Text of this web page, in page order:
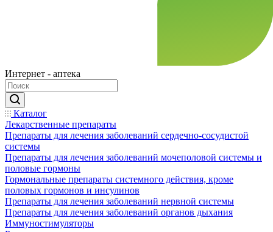
Интернет - аптека
Каталог
Лекарственные препараты
Препараты для лечения заболеваний сердечно-сосудистой
системы
Препараты для лечения заболеваний мочеполовой системы и
половые гормоны
Гормональные препараты системного действия, кроме
половых гормонов и инсулинов
Препараты для лечения заболеваний нервной системы
Препараты для лечения заболеваний органов дыхания
Иммуностимуляторы